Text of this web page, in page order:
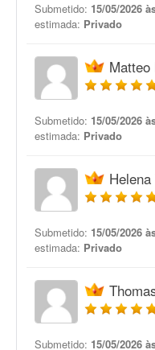
Submetido: 15/05/2026
estimada: Privado
Matteo
Submetido: 15/05/2026
estimada: Privado
Helena
Submetido: 15/05/2026
estimada: Privado
Submetido: 15/05/2026